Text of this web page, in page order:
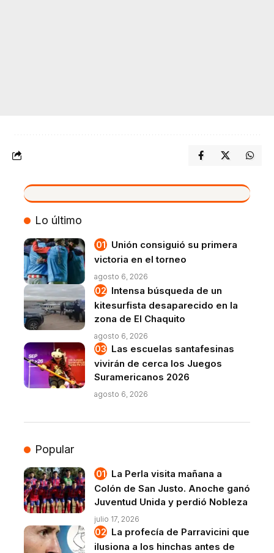
VIVO
Lo último
Unión consiguió su primera
victoria en el torneo
agosto 6, 2026
Intensa búsqueda de un
kitesurfista desaparecido en la
zona de El Chaquito
agosto 6, 2026
Las escuelas santafesinas
vivirán de cerca los Juegos
Suramericanos 2026
agosto 6, 2026
Popular
La Perla visita mañana a
Colón de San Justo. Anoche ganó
Juventud Unida y perdió Nobleza
julio 17, 2026
La profecía de Parravicini que
ilusiona a los hinchas antes de